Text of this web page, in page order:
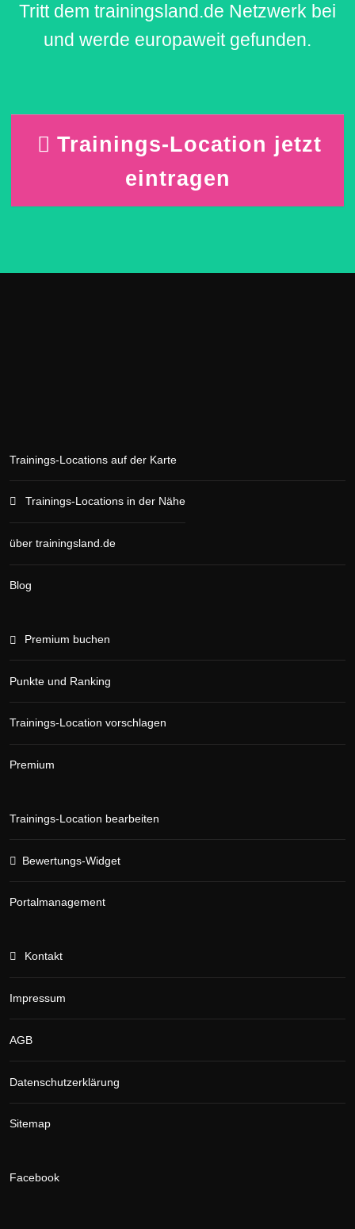
Tritt dem trainingsland.de Netzwerk bei
und werde europaweit gefunden.
Trainings-Location jetzt
eintragen
Trainings-Locations auf der Karte
Trainings-Locations in der Nähe
über trainingsland.de
Blog
Premium buchen
Punkte und Ranking
Trainings-Location vorschlagen
Premium
Trainings-Location bearbeiten
Bewertungs-Widget
Portalmanagement
Kontakt
Impressum
AGB
Datenschutzerklärung
Sitemap
Facebook